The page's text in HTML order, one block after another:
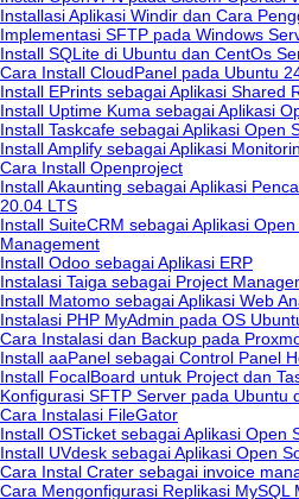
Installasi Aplikasi Windir dan Cara
Implementasi SFTP pada Windows
Install SQLite di Ubuntu dan CentOs
Cara Install CloudPanel pada Ubuntu
Install EPrints sebagai Aplikasi Shared
Install Uptime Kuma sebagai Aplikasi
Install Taskcafe sebagai Aplikasi Open
Install Amplify sebagai Aplikasi
Cara Install Openproject
Install Akaunting sebagai Aplikasi
20.04 LTS
Install SuiteCRM sebagai Aplikasi
Management
Install Odoo sebagai Aplikasi ERP
Instalasi Taiga sebagai Project
Install Matomo sebagai Aplikasi Web
Instalasi PHP MyAdmin pada OS
Cara Instalasi dan Backup pada
Install aaPanel sebagai Control Panel
Install FocalBoard untuk Project dan
Konfigurasi SFTP Server pada Ubuntu
Cara Instalasi FileGator
Install OSTicket sebagai Aplikasi Open
Install UVdesk sebagai Aplikasi Open
Cara Instal Crater sebagai invoice
Cara Mengonfigurasi Replikasi MySQL